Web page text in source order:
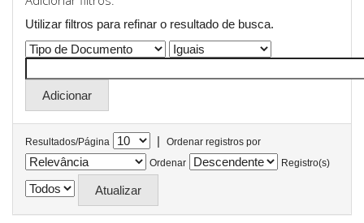
Utilizar filtros para refinar o resultado de busca.
Resultados/Página |
Ordenar registros por
Ordenar
Registro(s)